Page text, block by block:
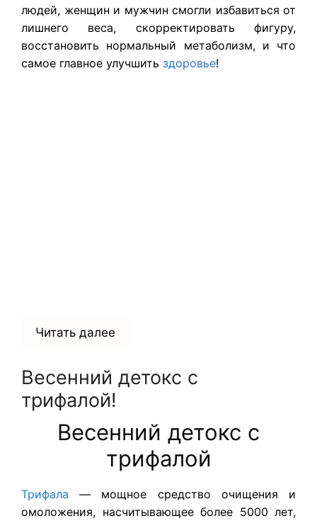
людей, женщин и мужчин смогли избавиться от
лишнего веса, скорректировать фигуру,
восстановить нормальный метаболизм, и что
самое главное улучшить здоровье!
Читать далее
Весенний детокс с
трифалой!
Весенний детокс с
трифалой
Трифала — мощное средство очищения и
омоложения, насчитывающее более 5000 лет,